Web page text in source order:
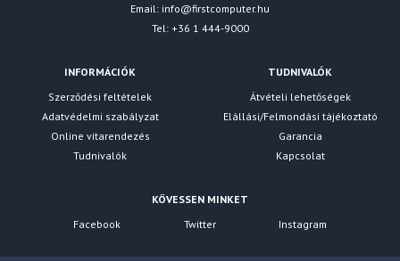
Email: info@firstcomputer.hu
Tel: +36 1 444-9000
INFORMÁCIÓK
Szerződési feltételek
Adatvédelmi szabályzat
Online vitarendezés
Tudnivalók
TUDNIVALÓK
Átvételi lehetőségek
Elállási/Felmondási tájékoztató
Garancia
Kapcsolat
KÖVESSEN MINKET
Facebook
Twitter Instagram